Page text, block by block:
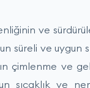
ve
süreli ve uygun
çimlenme ve
sıcaklık ve